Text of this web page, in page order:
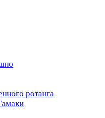
ротанга